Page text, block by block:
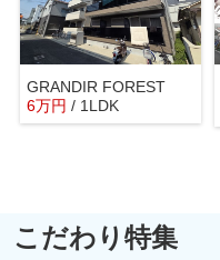
GRANDIR FOREST
6万円 / 1LDK
こだわり特集